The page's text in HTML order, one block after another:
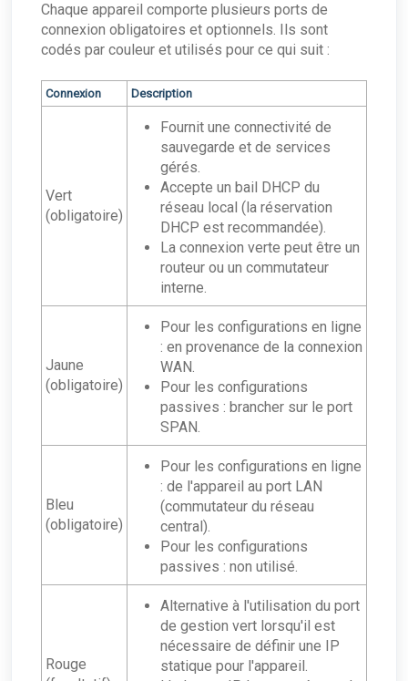
Chaque appareil comporte plusieurs ports de
connexion obligatoires et optionnels. Ils sont
codés par couleur et utilisés pour ce qui suit :
Connexion Description
Vert
(obligatoire)
Fournit une connectivité de
sauvegarde et de services
gérés.
Accepte un bail DHCP du
réseau local (la réservation
DHCP est recommandée).
La connexion verte peut être un
routeur ou un commutateur
interne.
Jaune
(obligatoire)
Pour les configurations en ligne
: en provenance de la connexion
WAN.
Pour les configurations
passives : brancher sur le port
SPAN.
Bleu
(obligatoire)
Pour les configurations en ligne
: de l'appareil au port LAN
(commutateur du réseau
central).
Pour les configurations
passives : non utilisé.
Rouge
Alternative à l'utilisation du port
de gestion vert lorsqu'il est
nécessaire de définir une IP
statique pour l'appareil.